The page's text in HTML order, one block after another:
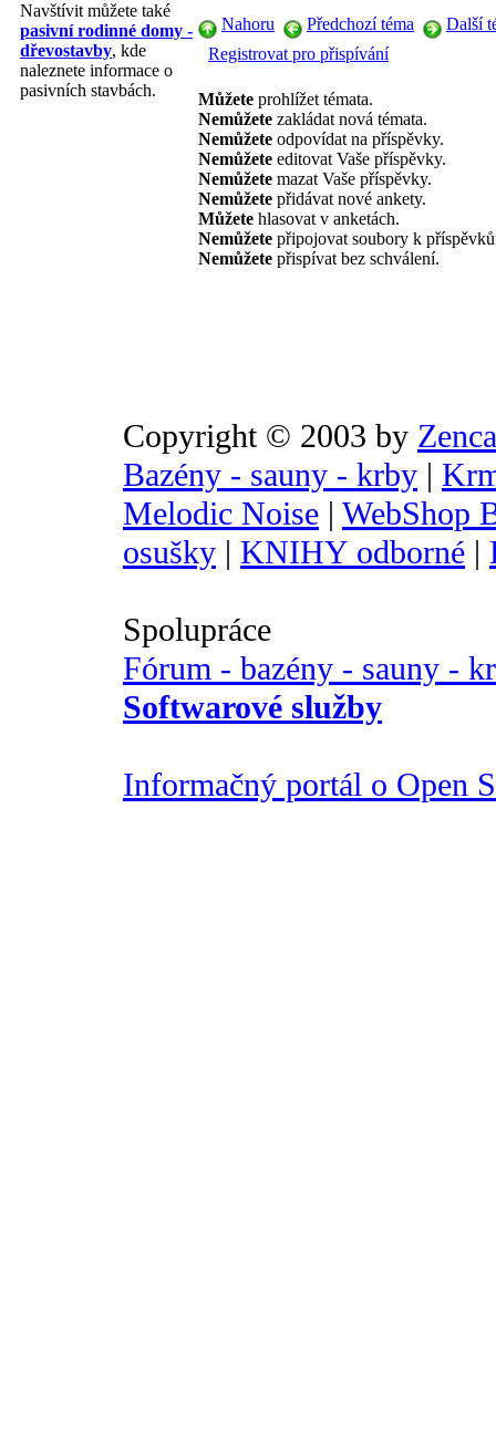
Navštívit můžete také
pasivní rodinné domy -
dřevostavby, kde
naleznete informace o
pasivních stavbách.
Nahoru Předchozí téma
Další
Registrovat pro přispívání
Můžete prohlížet témata.
Nemůžete zakládat nová témata.
Nemůžete odpovídat na příspěvky.
Nemůžete editovat Vaše příspěvky.
Nemůžete mazat Vaše příspěvky.
Nemůžete přidávat nové ankety.
Můžete hlasovat v anketách.
Nemůžete připojovat soubory k
Nemůžete přispívat bez schválení.
Copyright © 2003 by
Bazény - sauny - krby |
Melodic Noise | WebShop
osušky | KNIHY odborné |
Spolupráce
Fórum - bazény - sauny -
Softwarové služby
Informačný portál o Open